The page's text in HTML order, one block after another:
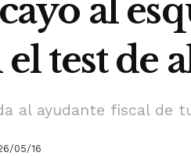
al
test de
al ayudante fiscal de
05/16